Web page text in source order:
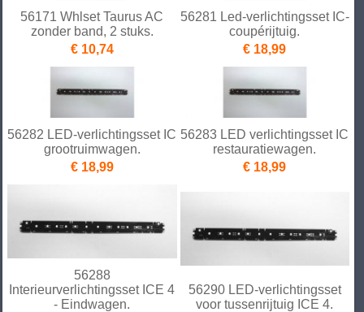
56171 Whlset Taurus AC
zonder band, 2 stuks.
€ 10,74
56281 Led-verlichtingsset IC-
coupérijtuig.
€ 18,99
56282 LED-verlichtingsset IC
grootruimwagen.
€ 18,99
56283 LED verlichtingsset IC
restauratiewagen.
€ 18,99
56288
Interieurverlichtingsset ICE 4
- Eindwagen.
56290 LED-verlichtingsset
voor tussenrijtuig ICE 4.